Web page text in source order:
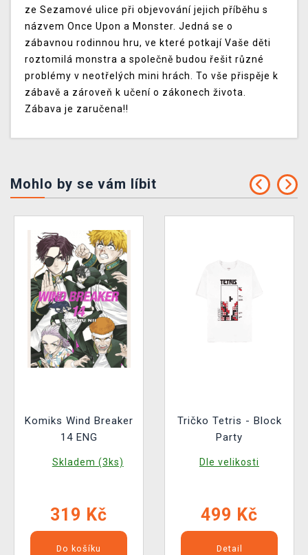
ze Sezamové ulice při objevování jejich příběhu s
názvem Once Upon a Monster. Jedná se o
zábavnou rodinnou hru, ve které potkají Vaše děti
roztomilá monstra a společně budou řešit různé
problémy v neotřelých mini hrách. To vše přispěje k
zábavě a zároveň k učení o zákonech života.
Zábava je zaručena!!
Mohlo by se vám líbit
Komiks Wind Breaker
14 ENG
Skladem (3ks)
319 Kč
Do košíku
Tričko Tetris - Block
Party
Dle velikosti
499 Kč
Detail